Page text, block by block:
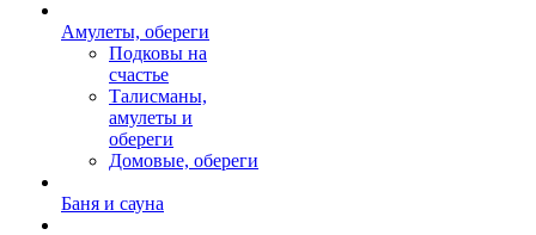
Амулеты, обереги
Подковы на
счастье
Талисманы,
амулеты и
обереги
Домовые, обереги
Баня и сауна